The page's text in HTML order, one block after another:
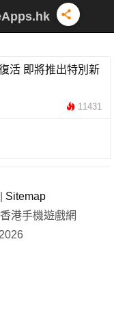
活 即將推出特別新
11431
Sitemap
港手機遊戲網